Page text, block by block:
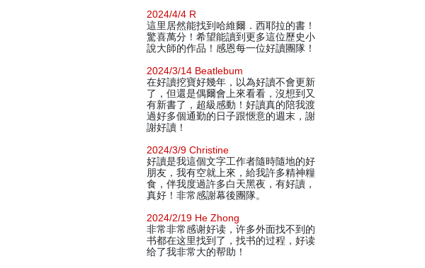
2024/4/4 R
這里居然能找到哈維爾．西耶拉的書！
驚喜萬分！希望能讀到更多這位歷史小
說大師的作品！感恩每一位好讀團隊！
2024/3/14 Beatlebum
在好讀挖寶好幾年，以為好讀不會更新
了，但還是偶爾會上來看看，沒想到又
有新書了，超級感動！好讀真的陪我渡
過好多個通勤的日子跟愜意的週末，謝
謝好讀！
2024/3/9 Christine
好讀是我這個文字工作者隨時隨地的好
朋友，我有空就上來，給我許多精神糧
食，伴我度過許多白天黑夜，有好讀，
真好！非常感謝幕後團隊。
2024/2/19 He Zhong
非常非常感谢好读，许多外面找不到的
书都在这里找到了，找书的过程，好读
给了我非常大的帮助！